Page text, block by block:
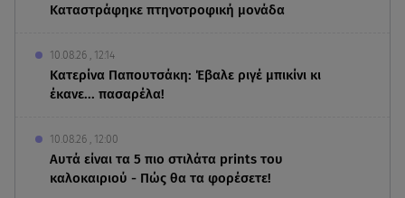
Καταστράφηκε πτηνοτροφική μονάδα
10.08.26 , 12:14
Κατερίνα Παπουτσάκη: Έβαλε ριγέ μπικίνι κι
έκανε... πασαρέλα!
10.08.26 , 12:00
Αυτά είναι τα 5 πιο στιλάτα prints του
καλοκαιριού - Πώς θα τα φορέσετε!